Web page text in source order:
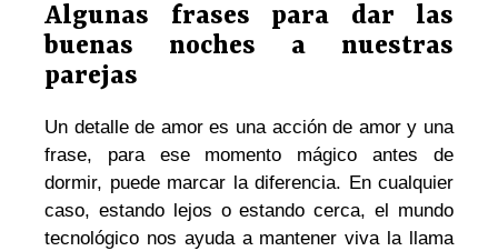
Algunas frases para dar las
buenas noches a nuestras
parejas
Un detalle de amor es una acción de amor y una
frase, para ese momento mágico antes de
dormir, puede marcar la diferencia. En cualquier
caso, estando lejos o estando cerca, el mundo
tecnológico nos ayuda a mantener viva la llama